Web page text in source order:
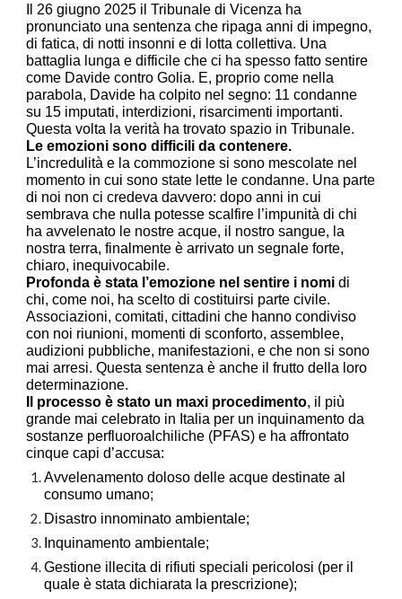
Il 26 giugno 2025 il Tribunale di Vicenza ha
pronunciato una sentenza che ripaga anni di impegno,
di fatica, di notti insonni e di lotta collettiva. Una
battaglia lunga e difficile che ci ha spesso fatto sentire
come Davide contro Golia. E, proprio come nella
parabola, Davide ha colpito nel segno: 11 condanne
su 15 imputati, interdizioni, risarcimenti importanti.
Questa volta la verità ha trovato spazio in Tribunale.
Le emozioni sono difficili da contenere.
L’incredulità e la commozione si sono mescolate nel
momento in cui sono state lette le condanne. Una parte
di noi non ci credeva davvero: dopo anni in cui
sembrava che nulla potesse scalfire l’impunità di chi
ha avvelenato le nostre acque, il nostro sangue, la
nostra terra, finalmente è arrivato un segnale forte,
chiaro, inequivocabile.
Profonda è stata l’emozione nel sentire i nomi di
chi, come noi, ha scelto di costituirsi parte civile.
Associazioni, comitati, cittadini che hanno condiviso
con noi riunioni, momenti di sconforto, assemblee,
audizioni pubbliche, manifestazioni, e che non si sono
mai arresi. Questa sentenza è anche il frutto della loro
determinazione.
Il processo è stato un maxi procedimento, il più
grande mai celebrato in Italia per un inquinamento da
sostanze perfluoroalchiliche (PFAS) e ha affrontato
cinque capi d’accusa:
Avvelenamento doloso delle acque destinate al
consumo umano;
Disastro innominato ambientale;
Inquinamento ambientale;
Gestione illecita di rifiuti speciali pericolosi (per il
quale è stata dichiarata la prescrizione);